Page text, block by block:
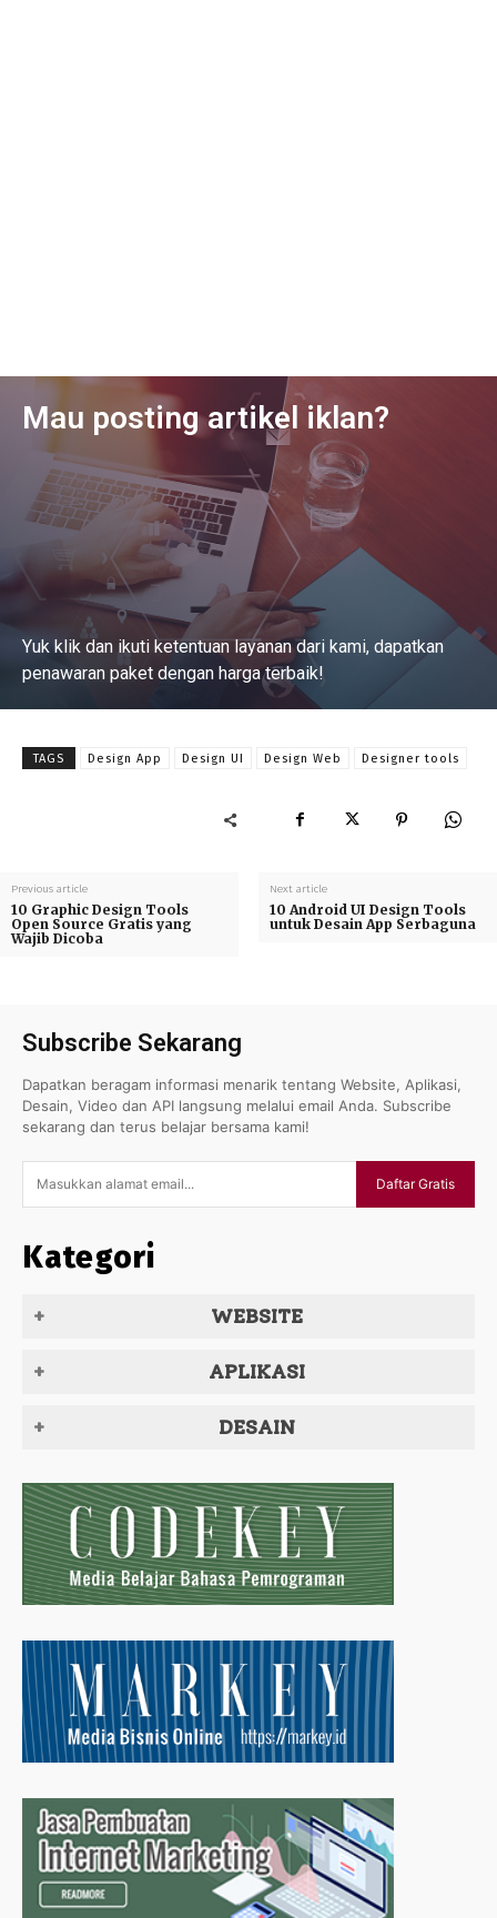
Mau posting artikel iklan?
Yuk klik dan ikuti ketentuan layanan dari kami, dapatkan
penawaran paket dengan harga terbaik!
Baca Selengkapnya
TAGS Design App Design UI Design Web Designer tools
Previous article
10 Graphic Design Tools
Open Source Gratis yang
Wajib Dicoba
Next article
10 Android UI Design Tools
untuk Desain App Serbaguna
Subscribe Sekarang
Dapatkan beragam informasi menarik tentang Website, Aplikasi,
Desain, Video dan API langsung melalui email Anda. Subscribe
sekarang dan terus belajar bersama kami!
Daftar Gratis
Kategori
WEBSITE
APLIKASI
DESAIN